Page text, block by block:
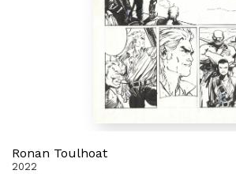
Ronan Toulhoat
2022